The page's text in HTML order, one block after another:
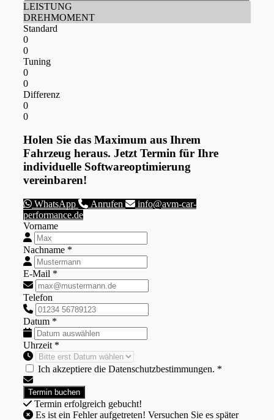
LEISTUNG
DREHMOMENT
Standard
0
0
Tuning
0
0
Differenz
0
0
Holen Sie das Maximum aus Ihrem
Fahrzeug heraus. Jetzt Termin für Ihre
individuelle Softwareoptimierung
vereinbaren!
WhatsApp Anrufen
info@avm-car-
performance.de
Vorname
Nachname *
E-Mail *
Telefon
Datum *
Uhrzeit *
Ich akzeptiere die Datenschutzbestimmungen. *
Termin erfolgreich gebucht!